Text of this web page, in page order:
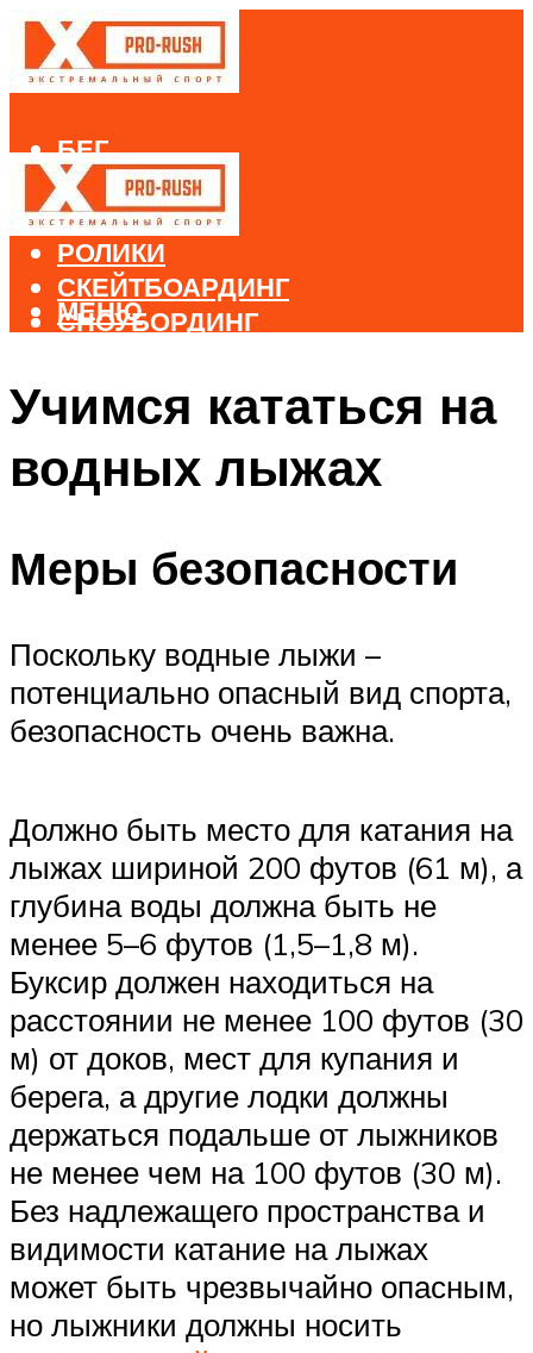
БЕГ
ВЕЛОСПОРТ
ДАЙВИНГ
РОЛИКИ
СКЕЙТБОАРДИНГ
СНОУБОРДИНГ
МЕНЮ
Учимся кататься на
водных лыжах
Меры безопасности
Поскольку водные лыжи –
потенциально опасный вид спорта,
безопасность очень важна.
Должно быть место для катания на
лыжах шириной 200 футов (61 м), а
глубина воды должна быть не
менее 5–6 футов (1,5–1,8 м).
Буксир должен находиться на
расстоянии не менее 100 футов (30
м) от доков, мест для купания и
берега, а другие лодки должны
держаться подальше от лыжников
не менее чем на 100 футов (30 м).
Без надлежащего пространства и
видимости катание на лыжах
может быть чрезвычайно опасным,
но лыжники должны носить